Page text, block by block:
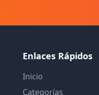
Enlaces Rápidos
Inicio
Categorías